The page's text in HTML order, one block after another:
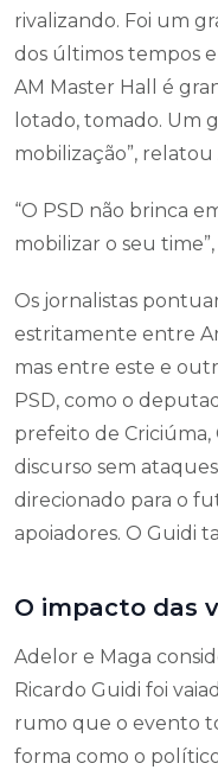
rivalizando. Foi um
dos últimos tempos
AM Master Hall é
lotado, tomado. Um
mobilização”, relatou
“O PSD não brinca
mobilizar o seu
Os jornalistas
estritamente entre
mas entre este e
PSD, como o
prefeito de Criciúma,
discurso sem
direcionado para o
apoiadores. O Guidi
O impacto das
Adelor e Maga
Ricardo Guidi foi
rumo que o evento
forma como o